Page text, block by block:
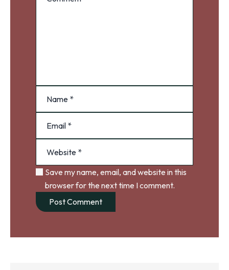
Save my name, email, and website in this
browser for the next time I comment.